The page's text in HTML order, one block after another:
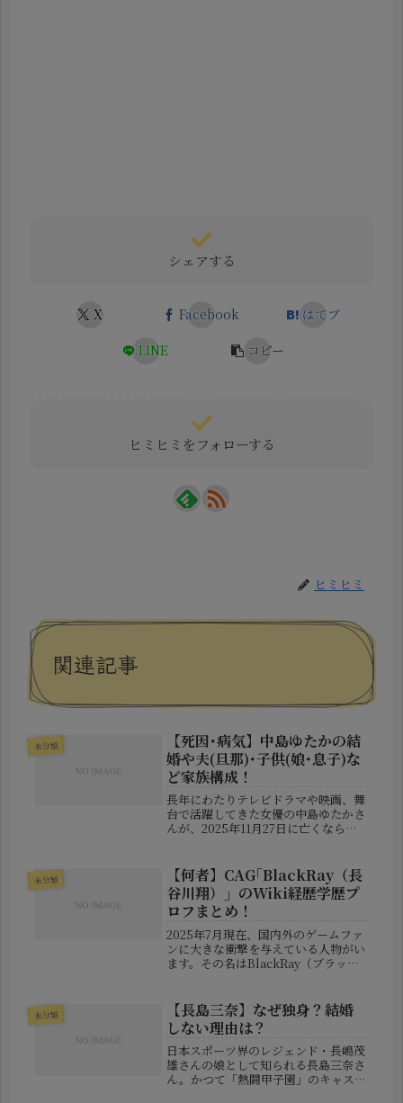
シェアする
X Facebook
はてブ
LINE
コピー
ヒミヒミをフォローする
ヒミヒミ
関連記事
未分類
【死因･病気】中島ゆたかの結
婚や夫(旦那)･子供(娘･息子)な
ど家族構成！
長年にわたりテレビドラマや映画、舞
台で活躍してきた女優の中島ゆたかさ
んが、2025年11月27日に亡くなられ
界関係者に深い悲しみを与えていま
す。本記事では、彼女の死因や闘病...
未分類
【何者】CAG｢BlackRay（長
谷川翔）」のWiki経歴学歴プ
ロフまとめ！
2025年7月現在、国内外のゲームファ
ンに大きな衝撃を与えている人物がい
ます。その名はBlackRay（ブラック
プロゲーマーで、本名は**長谷川翔
（はせがわ し...
未分類
【長島三奈】なぜ独身？結婚
しない理由は？
日本スポーツ界のレジェンド・長嶋茂
雄さんの娘として知られる長島三奈さ
ん。かつて「熱闘甲子園」のキャスタ